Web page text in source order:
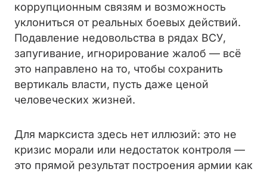
коррупционным связям и возможность
уклониться от реальных боевых действий.
Подавление недовольства в рядах ВСУ,
запугивание, игнорирование жалоб — всё
это направлено на то, чтобы сохранить
вертикаль власти, пусть даже ценой
человеческих жизней.
Для марксиста здесь нет иллюзий: это не
кризис морали или недостаток контроля —
это прямой результат построения армии как